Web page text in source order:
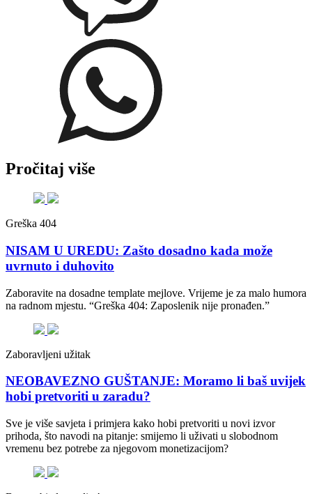
Pročitaj više
Greška 404
NISAM U UREDU: Zašto dosadno kada može
uvrnuto i duhovito
Zaboravite na dosadne template mejlove. Vrijeme je za malo humora
na radnom mjestu. “Greška 404: Zaposlenik nije pronađen.”
Zaboravljeni užitak
NEOBAVEZNO GUŠTANJE: Moramo li baš uvijek
hobi pretvoriti u zaradu?
Sve je više savjeta i primjera kako hobi pretvoriti u novi izvor
prihoda, što navodi na pitanje: smijemo li uživati u slobodnom
vremenu bez potrebe za njegovom monetizacijom?